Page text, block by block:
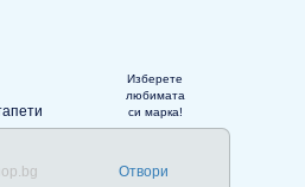
Изберете
любимата
си марка!
Отвори